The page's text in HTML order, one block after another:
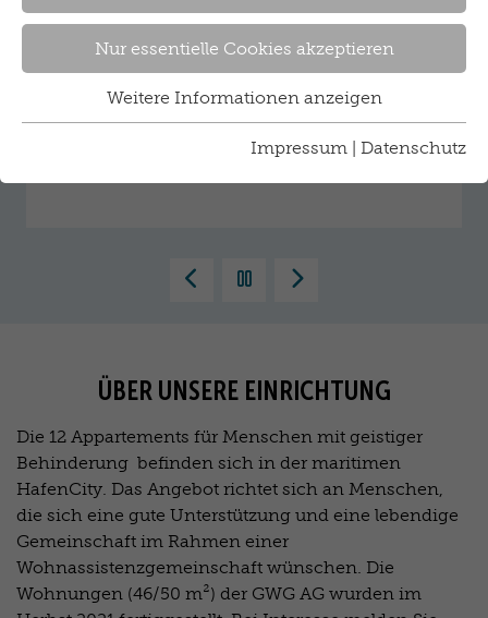
Nur essentielle Cookies akzeptieren
Weitere Informationen anzeigen
Impressum Datenschutz
Baakenallee 40
b.jahncke@sozialkontor.de
Zurück PausierenVorwärts
ÜBER UNSERE EINRICHTUNG
Die 12 Appartements für Menschen mit geistiger
Behinderung befinden sich in der maritimen
HafenCity. Das Angebot richtet sich an Menschen,
die sich eine gute Unterstützung und eine lebendige
Gemeinschaft im Rahmen einer
Wohnassistenzgemeinschaft wünschen. Die
Wohnungen (46/50 m²) der GWG AG wurden im